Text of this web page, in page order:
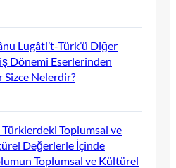
Lugâti’t-Türk’ü Diğer
Dönemi Eserlerinden
Sizce Nelerdir?
Türklerdeki Toplumsal ve
Değerlerle İçinde
Toplumsal ve Kültürel